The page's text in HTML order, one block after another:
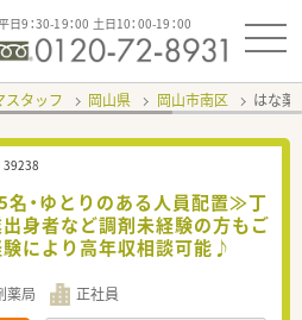
日9：30-19：00 土日10：00-19：00
スタッフ 岡山県 岡山市南区 はな
39238
名・ゆとりのある人員配置≫丁
身者など調剤未経験の方もご
験により高年収相談可能♪
薬局 正社員